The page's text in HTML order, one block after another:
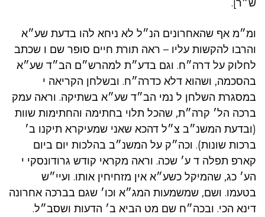
ש״ר].
ומ״מ אף שהאחרונים הנ״ל לא ניחא להו בדעת שע״א
והרבו להקשות עליו – ראה תורת חיים סופר שם ו שכתב
לחלוק על דרה״ח. וגם בדע״ת למהרש״ם הב״ד שע״א
בהסכמה, ושהוא דלא כדרה״ח. ובשלחן הקריאה י
במסגרת השלחן ל נמי הב״ד שע״א בשתיקה. וראה עמק
ברכה הל׳ קרה״ת, שהכל תלוי בחתימה והחתימות שוות
(ובדעת המשנ״ב צ״ל דהכא שאני שמעיקרא תיקנו ב׳
ברכות שונות). וכה״ק על המשנ״ב בהלכות יום ביום
קארפ תפלה ד ע׳ שכה. וראה מקראי קודש גרודונסקי י
הע׳ כג, שהמיקל כשע״א אין מזחיחין אותו. ועיי״ש
בטעמו. ושם, שמשמעות המג״א וכו׳ שגם בברכה אחרונה
דינא הכי. ובכה״ח שם מט הביא ב׳ הדעות ושסב״ל.